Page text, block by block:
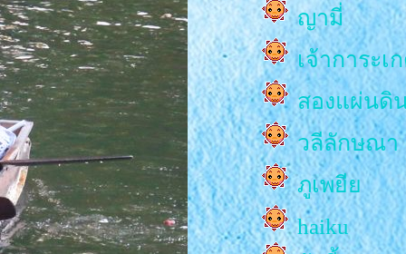
ปี Nasatta
ประเพณี
ปด
Hidden
ท่อง ‘วัดลั
คืนแรกที่ง
ญามี่
เจ้าการะเ
สองแผ่นดิ
วลีลักษณา
ภูเพยี
haiku